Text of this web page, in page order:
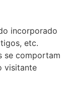
incorporado
etc.
se comportam
visitante